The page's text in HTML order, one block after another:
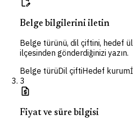
Belge bilgilerini iletin
Belge türünü, dil çiftini, hedef
ilçesinden gönderdiğinizi yazın.
Belge türüDil çiftiHedef kurum
3
request_quote
Fiyat ve süre bilgisi